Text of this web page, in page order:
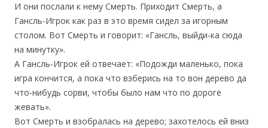
И они послали к нему Смерть. Приходит Смерть, а
Гансль-Игрок как раз в это время сидел за игорным
столом. Вот Смерть и говорит: «Гансль, выйди-ка сюда
на минутку».
А Гансль-Игрок ей отвечает: «Подожди маленько, пока
игра кончится, а пока что взберись на то вон дерево да
что-нибудь сорви, чтобы было нам что по дороге
жевать».
Вот Смерть и взобралась на дерево; захотелось ей вниз